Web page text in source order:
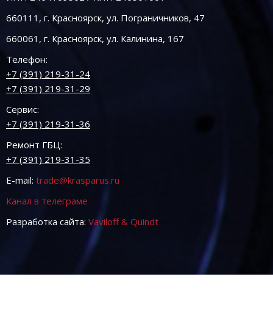
660111, г. Красноярск, ул. Пограничников, 47
660061, г. Красноярск, ул. Калинина, 167
Телефон:
+7 (391) 219-31-24
+7 (391) 219-31-29
Сервис:
+7 (391) 219-31-36
Ремонт ГБЦ:
+7 (391) 219-31-35
E-mail: trade@krasparus.ru
Канал в телеграме
Разработка сайта: Vaviloff & Quindt